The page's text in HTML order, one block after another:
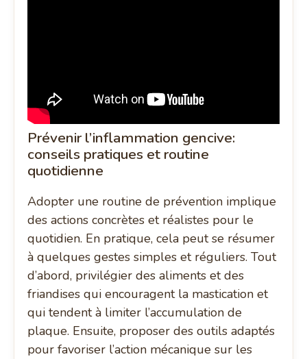
Prévenir l’inflammation gencive:
conseils pratiques et routine
quotidienne
Adopter une routine de prévention implique
des actions concrètes et réalistes pour le
quotidien. En pratique, cela peut se résumer
à quelques gestes simples et réguliers. Tout
d’abord, privilégier des aliments et des
friandises qui encouragent la mastication et
qui tendent à limiter l’accumulation de
plaque. Ensuite, proposer des outils adaptés
pour favoriser l’action mécanique sur les